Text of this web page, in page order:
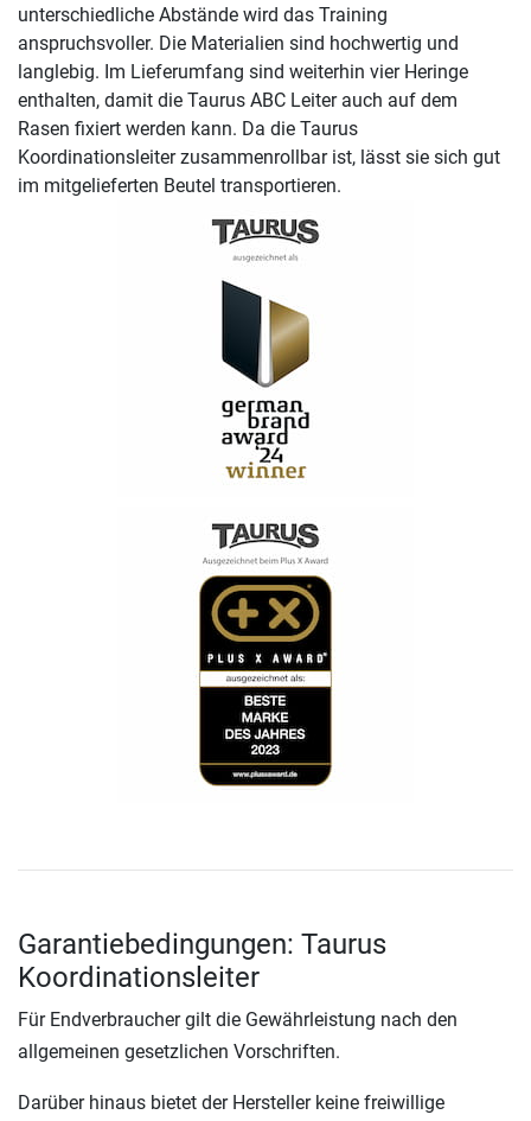
unterschiedliche Abstände wird das Training
anspruchsvoller. Die Materialien sind hochwertig und
langlebig. Im Lieferumfang sind weiterhin vier Heringe
enthalten, damit die Taurus ABC Leiter auch auf dem
Rasen fixiert werden kann. Da die Taurus
Koordinationsleiter zusammenrollbar ist, lässt sie sich gut
im mitgelieferten Beutel transportieren.
Garantiebedingungen: Taurus
Koordinationsleiter
Für Endverbraucher gilt die Gewährleistung nach den
allgemeinen gesetzlichen Vorschriften.
Darüber hinaus bietet der Hersteller keine freiwillige